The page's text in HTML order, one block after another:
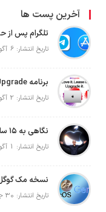
آخرین پست ها
تلگرام پس از
تاریخ انتشار: 6 آگوست 2026
تاریخ انتشار: 2 آگوست 2026
نگاهی به ۱۵ سال مدیریت تیم کوک در اپل
تاریخ انتشار: 1 آگوست 2026
تاریخ انتشار: 30 جولای 2026